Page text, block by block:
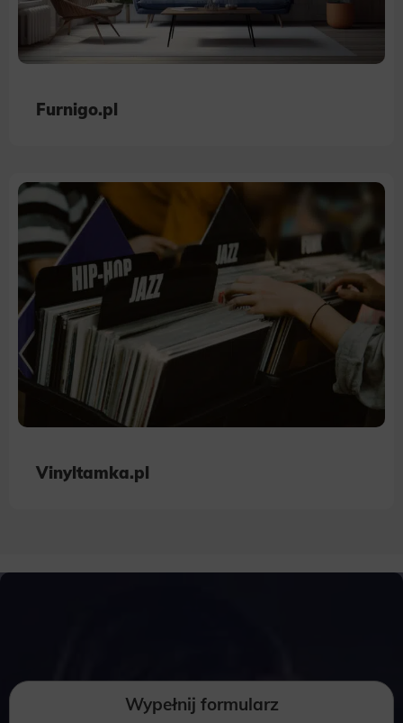
Furnigo.pl
Vinyltamka.pl
Wypełnij formularz